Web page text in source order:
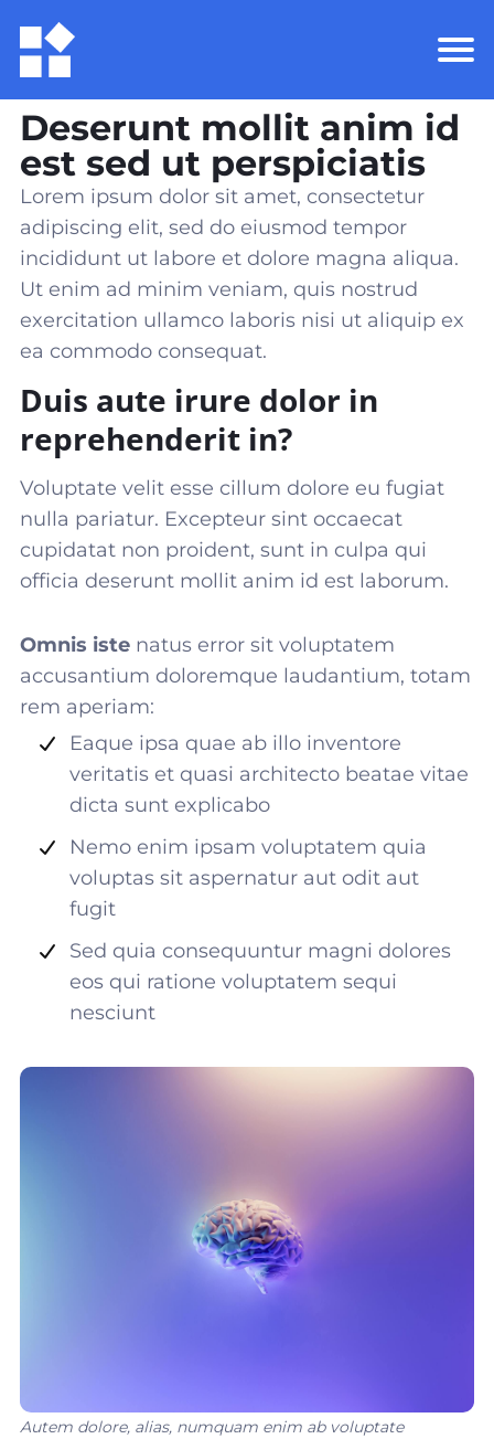
Deserunt mollit anim id
est sed ut perspiciatis
Lorem ipsum dolor sit amet, consectetur
adipiscing elit, sed do eiusmod tempor
incididunt ut labore et dolore magna aliqua.
Ut enim ad minim veniam, quis nostrud
exercitation ullamco laboris nisi ut aliquip ex
ea commodo consequat.
Duis aute irure dolor in
reprehenderit in?
Voluptate velit esse cillum dolore eu fugiat
nulla pariatur. Excepteur sint occaecat
cupidatat non proident, sunt in culpa qui
officia deserunt mollit anim id est laborum.
Omnis iste natus error sit voluptatem
accusantium doloremque laudantium, totam
rem aperiam:
Eaque ipsa quae ab illo inventore
veritatis et quasi architecto beatae vitae
dicta sunt explicabo
Nemo enim ipsam voluptatem quia
voluptas sit aspernatur aut odit aut
fugit
Sed quia consequuntur magni dolores
eos qui ratione voluptatem sequi
nesciunt
Autem dolore, alias, numquam enim ab voluptate